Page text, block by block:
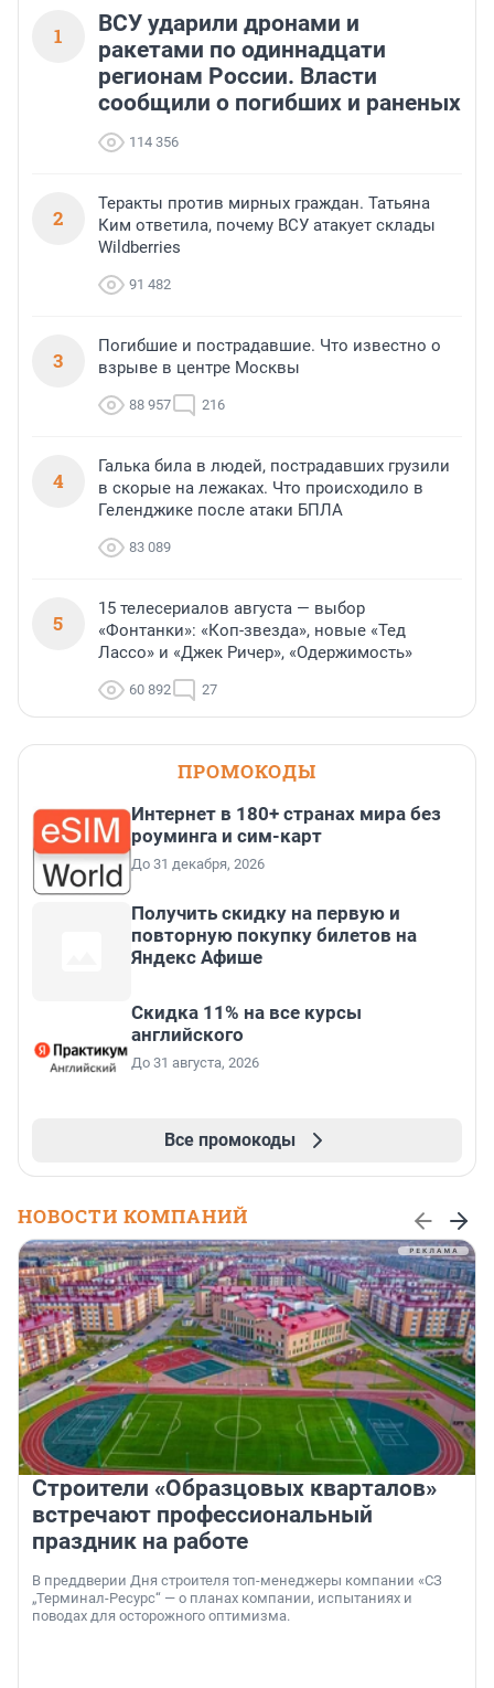
1
ВСУ ударили дронами и
ракетами по одиннадцати
регионам России. Власти
сообщили о погибших и раненых
114 356
2
Теракты против мирных граждан. Татьяна
Ким ответила, почему ВСУ атакует склады
Wildberries
91 482
3
Погибшие и пострадавшие. Что известно о
взрыве в центре Москвы
88 957 216
4
Галька била в людей, пострадавших грузили
в скорые на лежаках. Что происходило в
Геленджике после атаки БПЛА
83 089
5
15 телесериалов августа — выбор
«Фонтанки»: «Коп-звезда», новые «Тед
Лассо» и «Джек Ричер», «Одержимость»
60 892 27
ПРОМОКОДЫ
Интернет в 180+ странах мира без
роуминга и сим-карт
До 31 декабря, 2026
Получить скидку на первую и
повторную покупку билетов на
Яндекс Афише
Скидка 11% на все курсы
английского
До 31 августа, 2026
Все промокоды
НОВОСТИ КОМПАНИЙ
Строители «Образцовых кварталов»
встречают профессиональный
праздник на работе
В преддверии Дня строителя топ-менеджеры компании «СЗ
„Терминал-Ресурс“ — о планах компании, испытаниях и
поводах для осторожного оптимизма.